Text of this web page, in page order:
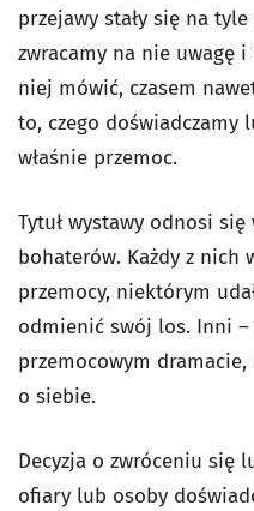
przejawy stały się na
zwracamy na nie uwagę i
niej mówić, czasem
to, czego doświadczamy
właśnie przemoc.
Tytuł wystawy odnosi
bohaterów. Każdy z nich
przemocy, niektórym
odmienić swój los. Inni
przemocowym
o siebie.
Decyzja o zwróceniu się
ofiary lub osoby